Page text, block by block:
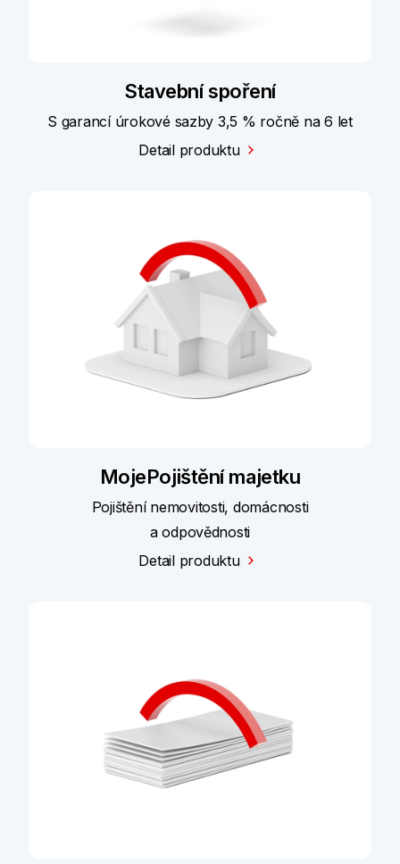
Stavební spoření
S garancí úrokové sazby 3,5 % ročně na 6 let
Detail produktu
MojePojištění majetku
Pojištění nemovitosti, domácnosti
a odpovědnosti
Detail produktu